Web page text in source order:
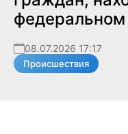
08.07.2026 17:17
Происшествия